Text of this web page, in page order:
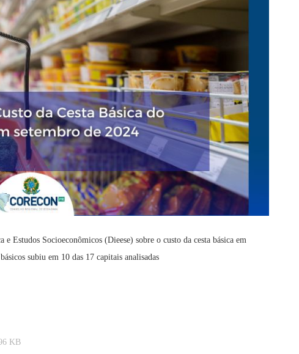
Estudos Socioeconômicos (Dieese) sobre o custo da cesta básica em
subiu em 10 das 17 capitais analisadas
KB